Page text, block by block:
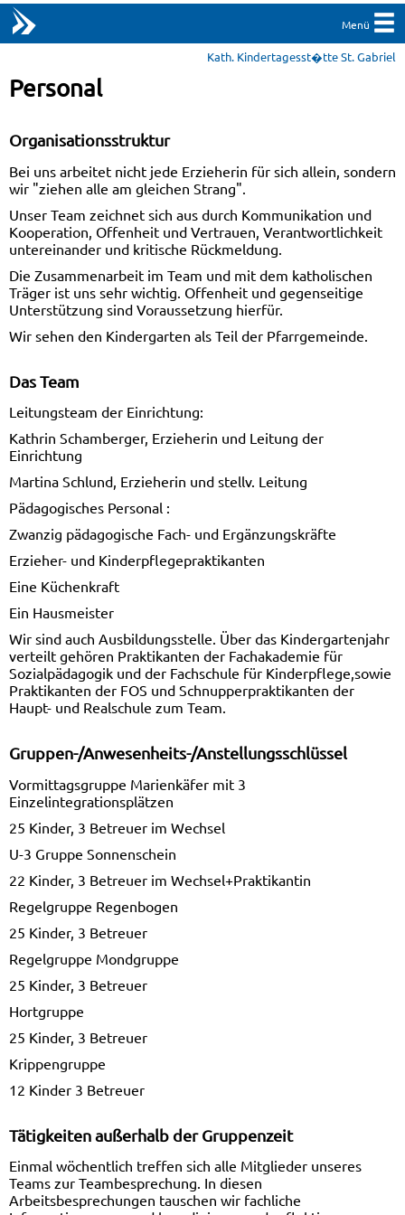
Menü
Kath. Kindertagesst�tte St. Gabriel
Personal
Organisationsstruktur
Bei uns arbeitet nicht jede Erzieherin für sich allein, sondern
wir "ziehen alle am gleichen Strang".
Unser Team zeichnet sich aus durch Kommunikation und
Kooperation, Offenheit und Vertrauen, Verantwortlichkeit
untereinander und kritische Rückmeldung.
Die Zusammenarbeit im Team und mit dem katholischen
Träger ist uns sehr wichtig. Offenheit und gegenseitige
Unterstützung sind Voraussetzung hierfür.
Wir sehen den Kindergarten als Teil der Pfarrgemeinde.
Das Team
Leitungsteam der Einrichtung:
Kathrin Schamberger, Erzieherin und Leitung der
Einrichtung
Martina Schlund, Erzieherin und stellv. Leitung
Pädagogisches Personal :
Zwanzig pädagogische Fach- und Ergänzungskräfte
Erzieher- und Kinderpflegepraktikanten
Eine Küchenkraft
Ein Hausmeister
Wir sind auch Ausbildungsstelle. Über das Kindergartenjahr
verteilt gehören Praktikanten der Fachakademie für
Sozialpädagogik und der Fachschule für Kinderpflege,sowie
Praktikanten der FOS und Schnupperpraktikanten der
Haupt- und Realschule zum Team.
Gruppen-/Anwesenheits-/Anstellungsschlüssel
Vormittagsgruppe Marienkäfer mit 3
Einzelintegrationsplätzen
25 Kinder, 3 Betreuer im Wechsel
U-3 Gruppe Sonnenschein
22 Kinder, 3 Betreuer im Wechsel+Praktikantin
Regelgruppe Regenbogen
25 Kinder, 3 Betreuer
Regelgruppe Mondgruppe
25 Kinder, 3 Betreuer
Hortgruppe
25 Kinder, 3 Betreuer
Krippengruppe
12 Kinder 3 Betreuer
Tätigkeiten außerhalb der Gruppenzeit
Einmal wöchentlich treffen sich alle Mitglieder unseres
Teams zur Teambesprechung. In diesen
Arbeitsbesprechungen tauschen wir fachliche